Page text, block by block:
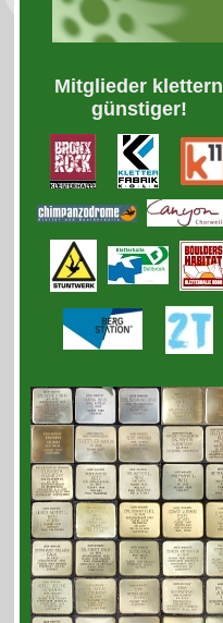
Mitglieder klettern
günstiger!